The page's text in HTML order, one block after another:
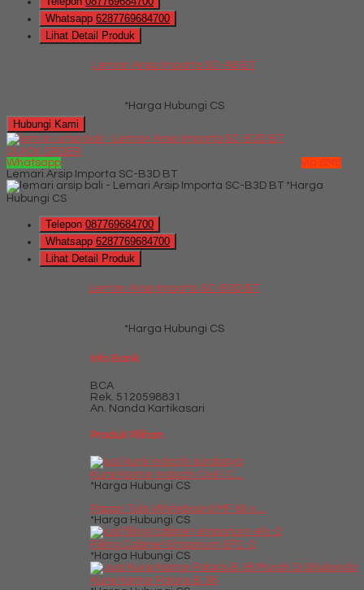
Whatsapp 6287769684700
Lihat Detail Produk
Lemari Arsip Importa SC-A8 BT
*Harga Hubungi CS
Hubungi Kami
QUICK ORDER
Whatsapp
via SMS
Lemari Arsip Importa SC-B3D BT
*Harga
Hubungi CS
Telepon 087769684700
Whatsapp 6287769684700
Lihat Detail Produk
Lemari Arsip Importa SC-B3D BT
*Harga Hubungi CS
Info Bank
BCA
Rek. 5120598831
An. Nanda Kartikasari
Produk Pilihan
Kursi Kantor Indachi Civil I C....
*Harga Hubungi CS
Papan Tulis Whiteboard MF 60 x....
*Harga Hubungi CS
Filling Cabinet Emporium EFC-2
*Harga Hubungi CS
Kursi Kantor Polaris B 36